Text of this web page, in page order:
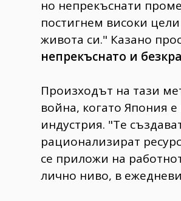
но непрекъснати
постигнем високи
живота си." Казано
непрекъснато и
Произходът на тази
война, когато Япония
индустрия. "Те
рационализират
се приложи на
лично ниво, в